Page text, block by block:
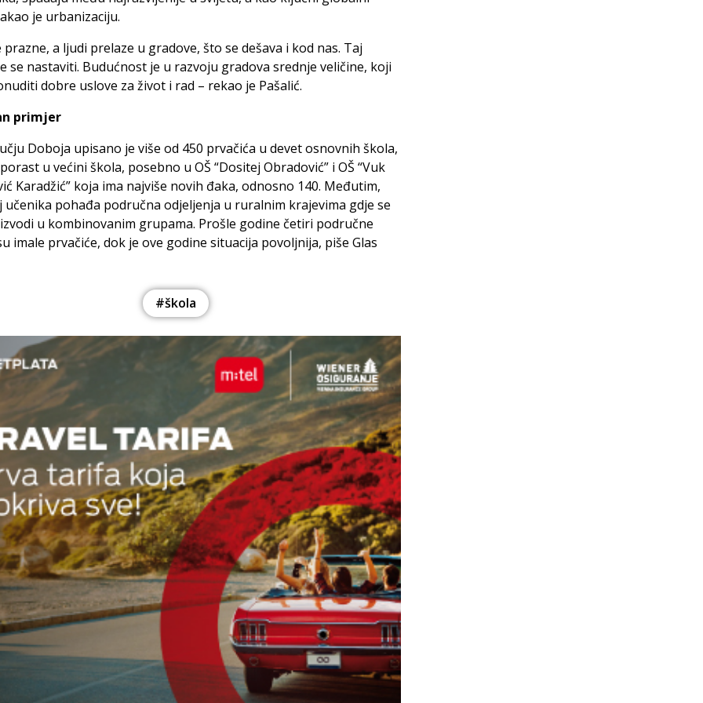
je urbanizaciju.
prazne, a ljudi prelaze u gradove, što se dešava i kod nas. Taj
se nastaviti. Budućnost je u razvoju gradova srednje veličine, koji
dobre uslove za život i rad – rekao je Pašalić.
primjer
Doboja upisano je više od 450 prvačića u devet osnovnih škola,
u većini škola, posebno u OŠ “Dositej Obradović” i OŠ “Vuk
Karadžić” koja ima najviše novih đaka, odnosno 140. Međutim,
učenika pohađa područna odjeljenja u ruralnim krajevima gdje se
u kombinovanim grupama. Prošle godine četiri područne
imale prvačiće, dok je ove godine situacija povoljnija, piše Glas
#škola